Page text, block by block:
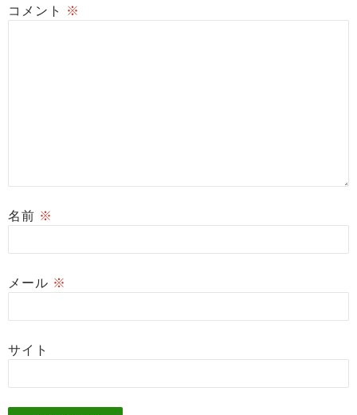
コメント ※
名前 ※
メール ※
サイト